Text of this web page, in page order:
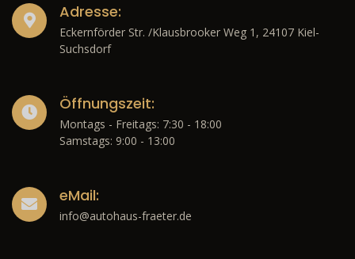
Adresse:
Eckernförder Str. /Klausbrooker Weg 1, 24107 Kiel-
Suchsdorf
Öffnungszeit:
Montags - Freitags: 7:30 - 18:00
Samstags: 9:00 - 13:00
eMail:
info@autohaus-fraeter.de